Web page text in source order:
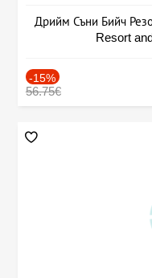
Дрийм Съни Бийч
Resort
-15%
56.75€